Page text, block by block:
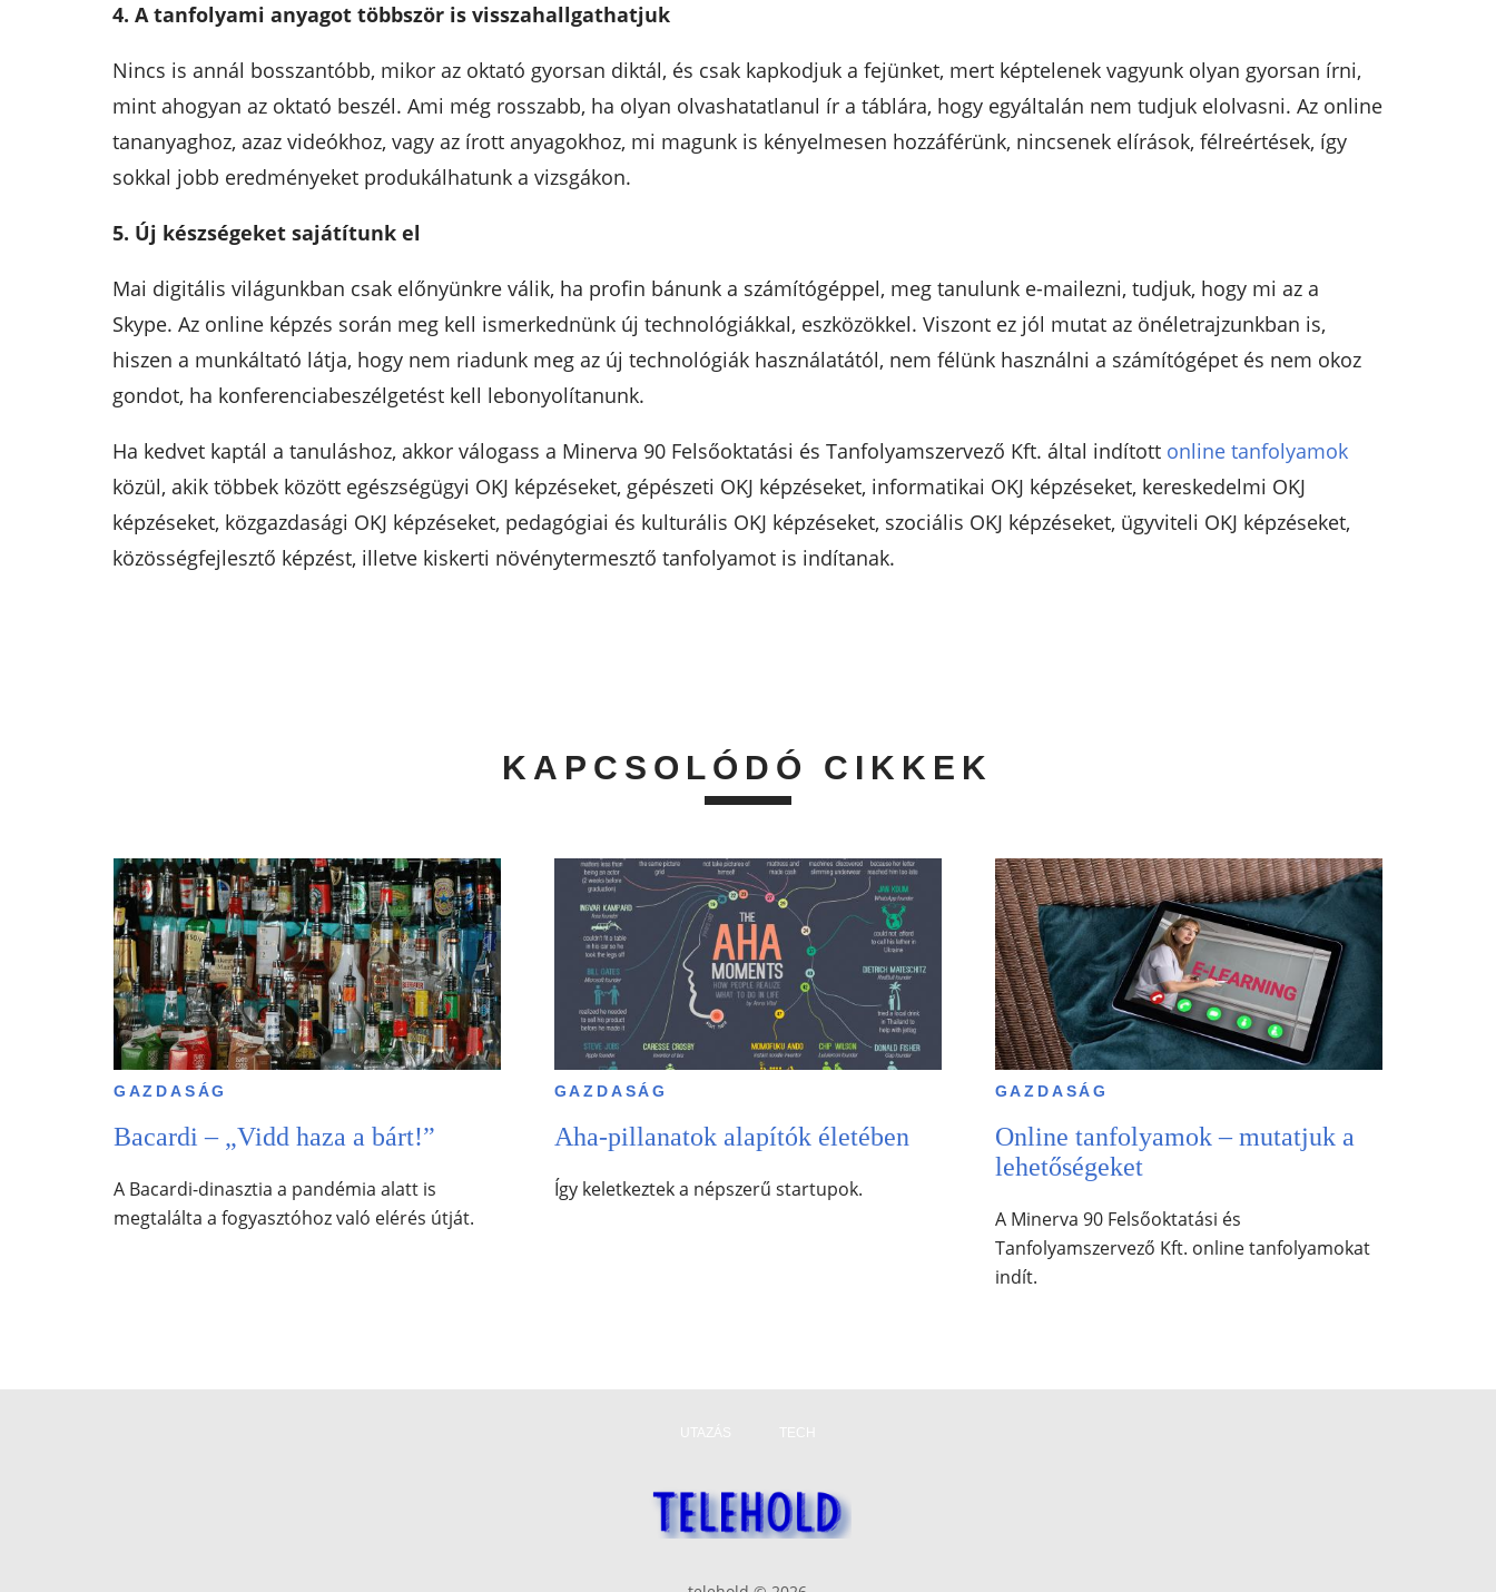
4. A tanfolyami anyagot többször is visszahallgathatjuk
Nincs is annál bosszantóbb, mikor az oktató gyorsan diktál, és csak kapkodjuk a fejünket, mert képtelenek vagyunk olyan gyorsan írni,
mint ahogyan az oktató beszél. Ami még rosszabb, ha olyan olvashatatlanul ír a táblára, hogy egyáltalán nem tudjuk elolvasni. Az online
tananyaghoz, azaz videókhoz, vagy az írott anyagokhoz, mi magunk is kényelmesen hozzáférünk, nincsenek elírások, félreértések, így
sokkal jobb eredményeket produkálhatunk a vizsgákon.
5. Új készségeket sajátítunk el
Mai digitális világunkban csak előnyünkre válik, ha profin bánunk a számítógéppel, meg tanulunk e-mailezni, tudjuk, hogy mi az a
Skype. Az online képzés során meg kell ismerkednünk új technológiákkal, eszközökkel. Viszont ez jól mutat az önéletrajzunkban is,
hiszen a munkáltató látja, hogy nem riadunk meg az új technológiák használatától, nem félünk használni a számítógépet és nem okoz
gondot, ha konferenciabeszélgetést kell lebonyolítanunk.
Ha kedvet kaptál a tanuláshoz, akkor válogass a Minerva 90 Felsőoktatási és Tanfolyamszervező Kft. által indított online tanfolyamok
közül, akik többek között egészségügyi OKJ képzéseket, gépészeti OKJ képzéseket, informatikai OKJ képzéseket, kereskedelmi OKJ
képzéseket, közgazdasági OKJ képzéseket, pedagógiai és kulturális OKJ képzéseket, szociális OKJ képzéseket, ügyviteli OKJ képzéseket,
közösségfejlesztő képzést, illetve kiskerti növénytermesztő tanfolyamot is indítanak.
KAPCSOLÓDÓ CIKKEK
GAZDASÁG
Bacardi – „Vidd haza a bárt!”
A Bacardi-dinasztia a pandémia alatt is
megtalálta a fogyasztóhoz való elérés útját.
GAZDASÁG
Aha-pillanatok alapítók életében
Így keletkeztek a népszerű startupok.
GAZDASÁG
Online tanfolyamok – mutatjuk a
lehetőségeket
A Minerva 90 Felsőoktatási és
Tanfolyamszervező Kft. online tanfolyamokat
indít.